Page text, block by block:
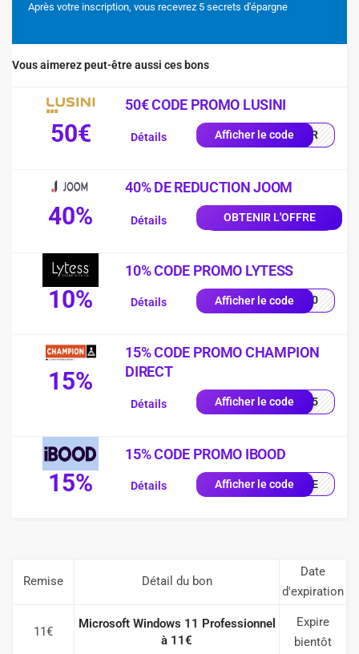
Après votre inscription, vous recevrez 5 secrets d'épargne
Vous aimerez peut-être aussi ces bons
50€
50€ CODE PROMO LUSINI
Afficher le code0-FR
Détails
40%
40% DE REDUCTION JOOM
OBTENIR L'OFFRE
Détails
10%
10% CODE PROMO LYTESS
Afficher le codeSS10
Détails
15%
15% CODE PROMO CHAMPION
DIRECT
Afficher le codeUE15
Détails
15%
15% CODE PROMO IBOOD
Afficher le codeIQUE
Détails
Remise Détail du bon
Date
d'expiration
11€
Microsoft Windows 11 Professionnel
à 11€
Expire
bientôt